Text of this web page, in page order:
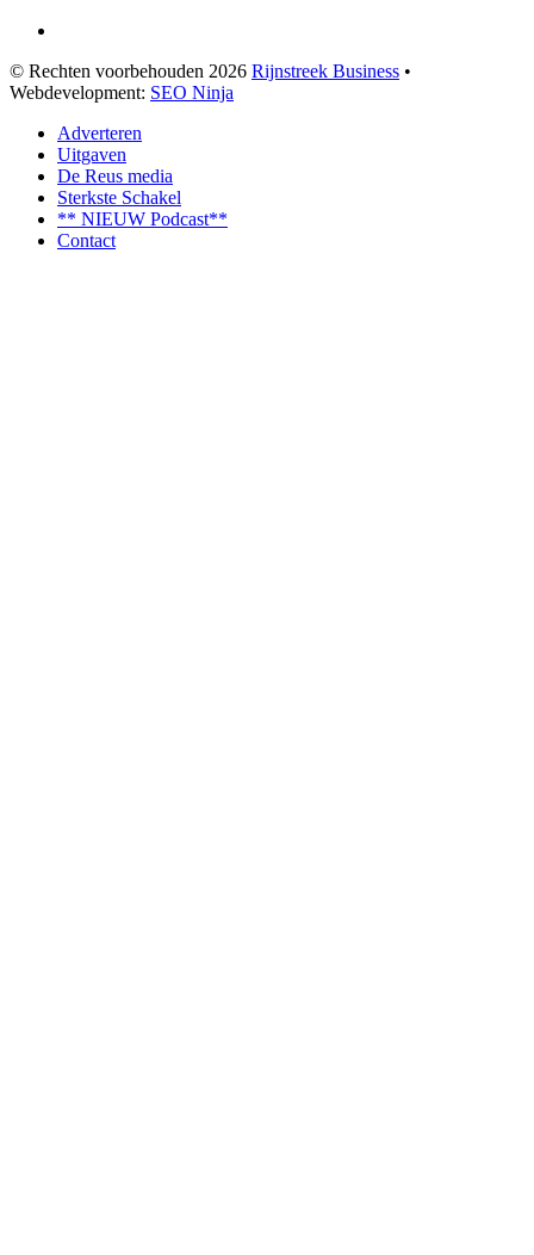
© Rechten voorbehouden 2026 Rijnstreek Business •
Webdevelopment: SEO Ninja
Adverteren
Uitgaven
De Reus media
Sterkste Schakel
** NIEUW Podcast**
Contact